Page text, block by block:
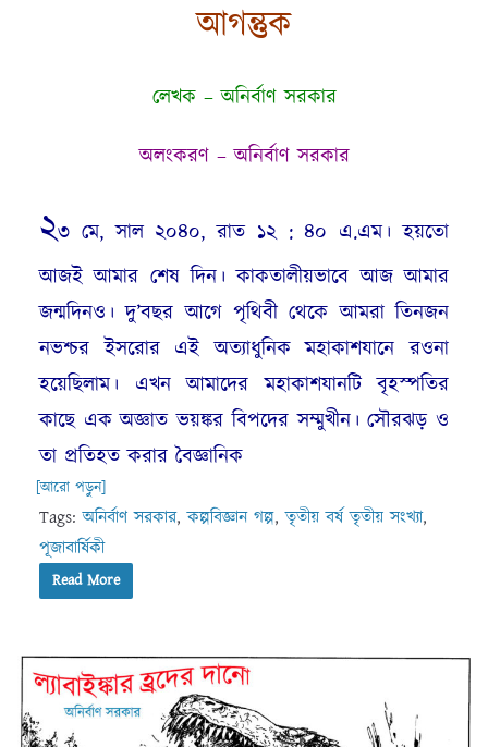
আগন্তুক
লেখক – অনির্বাণ সরকার
অলংকরণ – অনির্বাণ সরকার
২৩ মে, সাল ২০৪০, রাত ১২ : ৪০ এ.এম। হয়তো
আজই আমার শেষ দিন। কাকতালীয়ভাবে আজ আমার
জন্মদিনও। দু’বছর আগে পৃথিবী থেকে আমরা তিনজন
নভশ্চর ইসরোর এই অত্যাধুনিক মহাকাশযানে রওনা
হয়েছিলাম। এখন আমাদের মহাকাশযানটি বৃহস্পতির
কাছে এক অজ্ঞাত ভয়ঙ্কর বিপদের সম্মুখীন। সৌরঝড় ও
তা প্রতিহত করার বৈজ্ঞানিক
[আরো পড়ুন]
Tags:অনির্বাণ সরকার,কল্পবিজ্ঞান গল্প,তৃতীয় বর্ষ তৃতীয় সংখ্যা,
পূজাবার্ষিকী
Read More